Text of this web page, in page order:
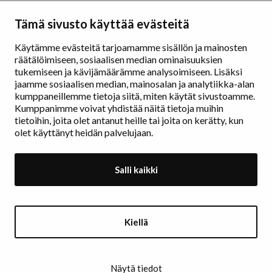
Tämä sivusto käyttää evästeitä
Käytämme evästeitä tarjoamamme sisällön ja mainosten
räätälöimiseen, sosiaalisen median ominaisuuksien
tukemiseen ja kävijämäärämme analysoimiseen. Lisäksi
jaamme sosiaalisen median, mainosalan ja analytiikka-alan
kumppaneillemme tietoja siitä, miten käytät sivustoamme.
Kumppanimme voivat yhdistää näitä tietoja muihin
tietoihin, joita olet antanut heille tai joita on kerätty, kun
olet käyttänyt heidän palvelujaan.
Salli kaikki
Kiellä
Näytä tiedot
Erottajankatu 9 B
00130 Helsinki
www.painters.fi
Näyttelytoiminta
tm•gallerian esittely
Muu näyttelytoiminta